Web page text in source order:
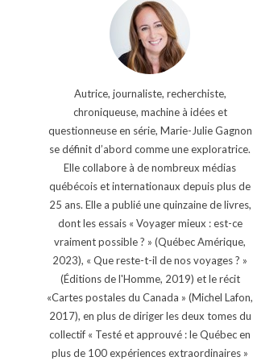
Autrice, journaliste, recherchiste,
chroniqueuse, machine à idées et
questionneuse en série, Marie-Julie Gagnon
se définit d’abord comme une exploratrice.
Elle collabore à de nombreux médias
québécois et internationaux depuis plus de
25 ans. Elle a publié une quinzaine de livres,
dont les essais « Voyager mieux : est-ce
vraiment possible ? » (Québec Amérique,
2023), « Que reste-t-il de nos voyages ? »
(Éditions de l'Homme, 2019) et le récit
«Cartes postales du Canada » (Michel Lafon,
2017), en plus de diriger les deux tomes du
collectif « Testé et approuvé : le Québec en
plus de 100 expériences extraordinaires »